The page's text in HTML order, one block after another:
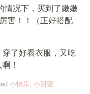
情况下，买到了嫩嫩
害！！（正好搭配
了好看衣服，又吃
！
小快乐, 小甜蜜.